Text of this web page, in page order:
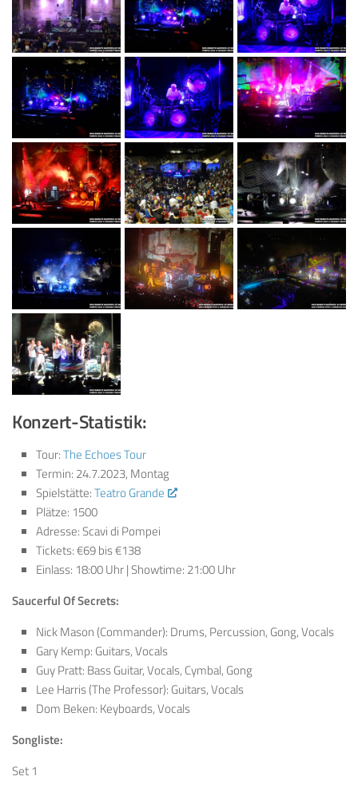
Konzert-Statistik:
Tour:The Echoes Tour
Termin: 24.7.2023, Montag
Spielstätte:Teatro Grande
Plätze: 1500
Adresse: Scavi di Pompei
Tickets: €69 bis €138
Einlass: 18:00 Uhr | Showtime: 21:00 Uhr
Saucerful Of Secrets:
Nick Mason (Commander): Drums, Percussion, Gong, Vocals
Gary Kemp: Guitars, Vocals
Guy Pratt: Bass Guitar, Vocals, Cymbal, Gong
Lee Harris (The Professor): Guitars, Vocals
Dom Beken: Keyboards, Vocals
Songliste:
Set 1